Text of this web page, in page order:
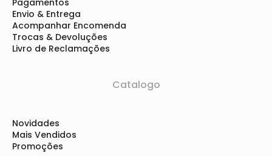
Pagamentos
Envio & Entrega
Acompanhar Encomenda
Trocas & Devoluções
Livro de Reclamações
Catalogo
Novidades
Mais Vendidos
Promoções